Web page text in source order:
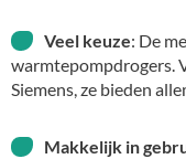
Veel keuze: De
warmtepompdrogers.
Siemens, ze bieden
Makkelijk in